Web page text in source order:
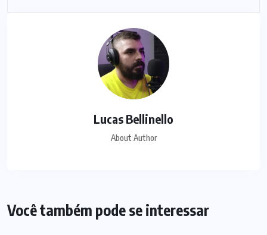
Lucas Bellinello
About Author
Você também pode se interessar